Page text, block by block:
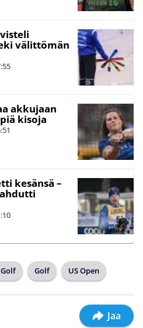
välittömän
akkujaan
kisoja
kesänsä –
Golf Golf US Open
Jaa